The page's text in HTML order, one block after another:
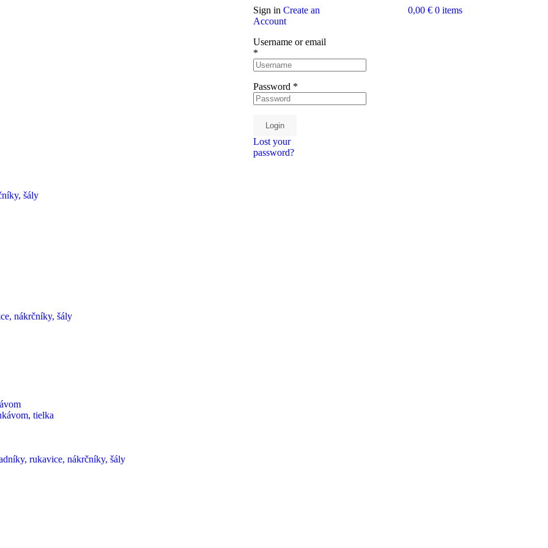
Sign in Create an
Account
Username or email
*
Password *
Login
Lost your
password?
0,00 € 0 items
šály
nákrčníky, šály
tielka
rukavice, nákrčníky, šály